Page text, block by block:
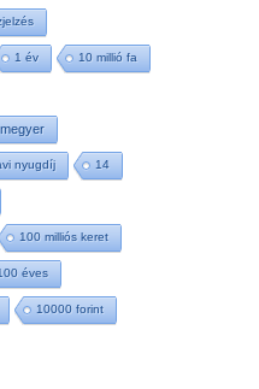
1 év 10 millió fa
nyugdíj 14
100 milliós keret
éves
10000 forint